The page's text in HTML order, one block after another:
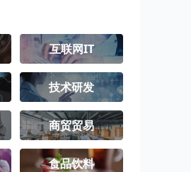
互联网IT
技术研发
商贸贸易
食品饮料